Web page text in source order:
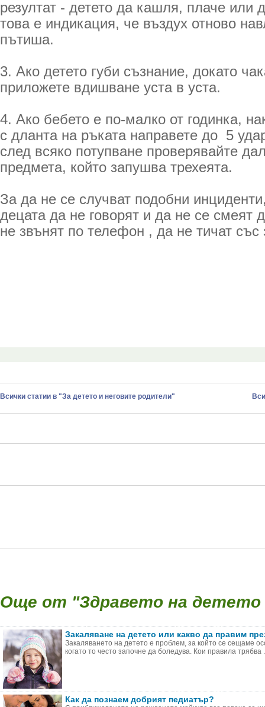
резултат - детето да кашля, плаче или
това е индикация, че въздух отново
пътиша.
3. Ако детето губи съзнание, докато
приложете вдишване уста в уста.
4. Ако бебето е по-малко от годинка,
с дланта на ръката направете до 5
след всяко потупване проверявайте
предмета, който запушва трехеята.
За да не се случват подобни
децата да не говорят и да не се смеят
не звънят по телефон , да не тичат със
Всички статии в "За детето и неговите родители"
Още от "Здравето на детето
Закаляване на детето или какво да правим
Закаляването на детето е проблем, за който се сещаме
когато то често започне да боледува. Кои правила трябва
Как да познаем добрият педиатър?